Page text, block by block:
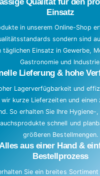
Einsatz
in unserem Online-Shop
sondern sind
täglichen Einsatz in Gewerbe,
Gastronomie und
Lieferung & hohe
Lagerverfügbarkeit und
wir kurze Lieferzeiten und einen
So erhalten Sie Ihre Hygiene-
schnell und
größeren Bestellmengen.
aus einer Hand &
Bestellprozess
Sie ein breites Sortiment